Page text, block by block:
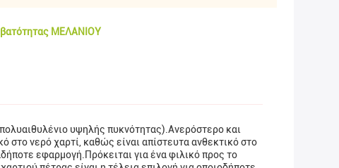
ΜΕΛΑΝΙΟΥ
υψηλής πυκνότητας).Ανερόστερο και
στο νερό χαρτί, καθώς είναι απίστευτα ανθεκτικό στο
εφαρμογή.Πρόκειται για ένα φιλικό προς το